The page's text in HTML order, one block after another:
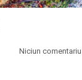
Niciun comentariu